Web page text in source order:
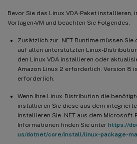
Bevor Sie das Linux VDA-Paket installieren,
Vorlagen-VM und beachten Sie Folgendes:
Zusätzlich zur .NET Runtime müssen Sie
auf allen unterstützten Linux-
den Linux VDA installieren oder
Amazon Linux 2 erforderlich. Version 8
erforderlich.
Wenn Ihre Linux-Distribution die
installieren Sie diese aus dem
installieren Sie .NET aus dem Microsoft-
Informationen finden Sie unter https://
us/dotnet/core/install/linux-package-